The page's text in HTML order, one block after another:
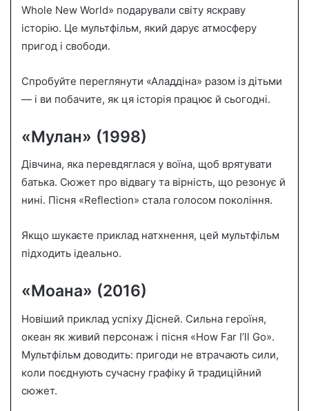
Whole New World» подарували світу яскраву
історію. Це мультфільм, який дарує атмосферу
пригод і свободи.
Спробуйте переглянути «Аладдіна» разом із дітьми
— і ви побачите, як ця історія працює й сьогодні.
«Мулан» (1998)
Дівчина, яка перевдяглася у воїна, щоб врятувати
батька. Сюжет про відвагу та вірність, що резонує й
нині. Пісня «Reflection» стала голосом покоління.
Якщо шукаєте приклад натхнення, цей мультфільм
підходить ідеально.
«Моана» (2016)
Новіший приклад успіху Дісней. Сильна героїня,
океан як живий персонаж і пісня «How Far I’ll Go».
Мультфільм доводить: пригоди не втрачають сили,
коли поєднують сучасну графіку й традиційний
сюжет.